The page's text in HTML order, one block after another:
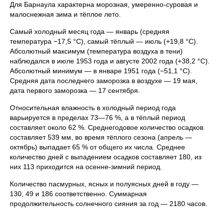
Для Барнаула характерна морозная, умеренно-суровая и
малоснежная зима и тёплое лето.
Самый холодный месяц года — январь (средняя
температура −17,5 °C), самый тёплый — июль (+19,8 °C).
Абсолютный максимум (температура воздуха в тени)
наблюдался в июле 1953 года и августе 2002 года (+38,2 °C).
Абсолютный минимум — в январе 1951 года (−51,1 °C).
Средняя дата последнего заморозка в воздухе — 19 мая,
дата первого заморозка — 17 сентября.
Относительная влажность в холодный период года
варьируется в пределах 73—76 %, а в тёплый период
составляет около 62 %. Среднегодовое количество осадков
составляет 539 мм, во время тёплого сезона (апрель —
октябрь) выпадает 65 % от общего их числа. Среднее
количество дней с выпадением осадков составляет 180, из
них 113 приходится на осенне-зимний период.
Количество пасмурных, ясных и полуясных дней в году —
130, 49 и 186 соответственно. Суммарная
продолжительность солнечного сияния за год — 2180 часов.